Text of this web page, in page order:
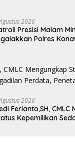
2026
Presisi Malam
Polres
2026
Ferianto,SH, CMLC
Kepemilikan